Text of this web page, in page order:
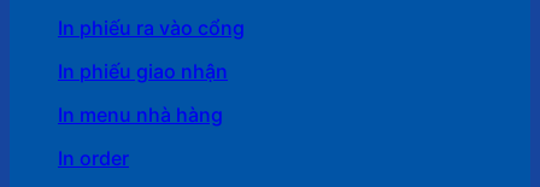
In phiếu ra vào cổng
In phiếu giao nhận
In menu nhà hàng
In order